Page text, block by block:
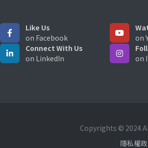
Like Us
on Facebook
on
Connect With Us
on LinkedIn
on
Copyrights © 2024
隱私權